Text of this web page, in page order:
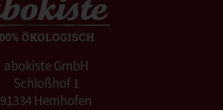
abokiste GmbH
Schloßhof 1
91334 Hemhofen